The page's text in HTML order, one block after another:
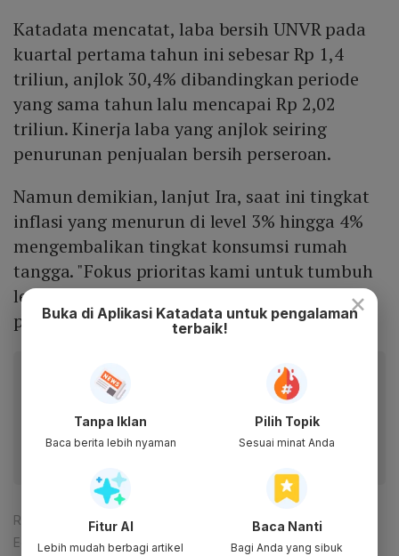
Katadata mencatat, laba bersih UNVR pada
kuartal pertama tahun ini sebesar Rp 1,4
triliun, anjlok 30,4% dibandingkan periode
yang sama tahun lalu mencapai Rp 2,02
triliun. Kinerja laba yang anjlok seiring
penurunan penjualan bersih perseroan.
Namun demikian, lanjut Ira, saat ini tingkat
inflasi yang menurun di level 3% hingga 4%
mengembalikan tingkat konsumsi rumah
tangga. "Fokus prioritas kami untuk tumbuh
lebih kuat selaras dengan ambisi jangka
panjang kami," katanya.
Baca artikel ini lewat aplikasi mobile.
Dapatkan pengalaman membaca lebih nyaman dan nikmati
fitur menarik lainnya lewat aplikasi mobile Katadata.
Reporter:
Patricia Yashinta Desy Abigail
Editor: Syahrizal Sidik
×
Buka di Aplikasi Katadata untuk pengalaman
terbaik!
Tanpa Iklan
Baca berita lebih nyaman
Pilih Topik
Sesuai minat Anda
Fitur AI
Lebih mudah berbagi artikel
Baca Nanti
Bagi Anda yang sibuk